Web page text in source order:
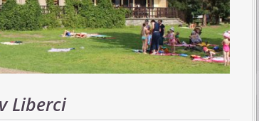
Liberci